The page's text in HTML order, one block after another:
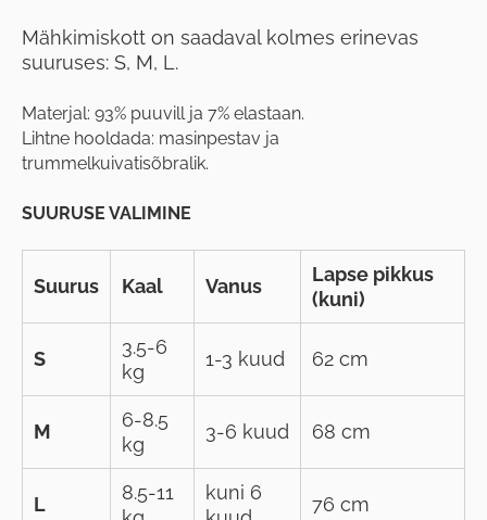
Mähkimiskott on saadaval kolmes erinevas
suuruses: S, M, L.
Materjal: 93% puuvill ja 7% elastaan.
Lihtne hooldada: masinpestav ja
trummelkuivatisõbralik.
SUURUSE VALIMINE
Suurus Kaal Vanus
Lapse pikkus
(kuni)
S
3.5-6
kg
1-3 kuud 62 cm
M
6-8.5
kg
3-6 kuud 68 cm
L
8.5-11
kuni 6
76 cm